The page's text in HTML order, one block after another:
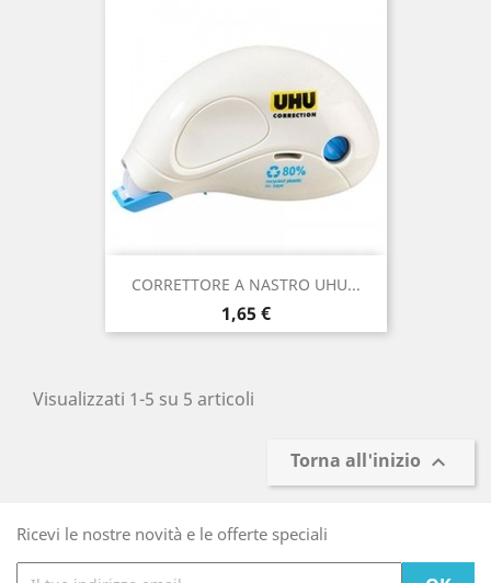
CORRETTORE A NASTRO UHU...
Prezzo
1,65 €
Visualizzati 1-5 su 5 articoli
Torna all'inizio 
Ricevi le nostre novità e le offerte speciali